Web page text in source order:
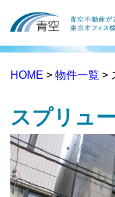
HOME > 物件一覧 >
スプリュ